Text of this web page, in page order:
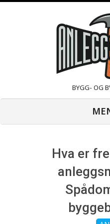
A
n
BYGG- OG
Hva er